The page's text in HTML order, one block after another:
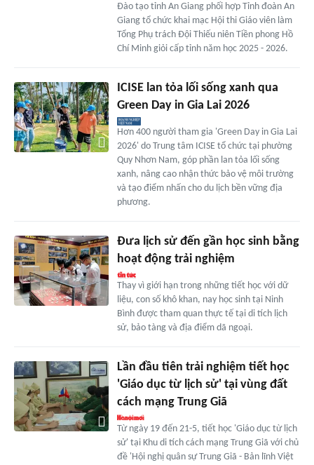
Đào tạo tỉnh An Giang phối hợp Tỉnh đoàn An
Giang tổ chức khai mạc Hội thi Giáo viên làm
Tổng Phụ trách Đội Thiếu niên Tiền phong Hồ
Chí Minh giỏi cấp tỉnh năm học 2025 - 2026.
ICISE lan tỏa lối sống xanh qua
Green Day in Gia Lai 2026
Hơn 400 người tham gia 'Green Day in Gia Lai
2026' do Trung tâm ICISE tổ chức tại phường
Quy Nhơn Nam, góp phần lan tỏa lối sống
xanh, nâng cao nhận thức bảo vệ môi trường
và tạo điểm nhấn cho du lịch bền vững địa
phương.
Đưa lịch sử đến gần học sinh bằng
hoạt động trải nghiệm
Thay vì giới hạn trong những tiết học với dữ
liệu, con số khô khan, nay học sinh tại Ninh
Bình được tham quan thực tế tại di tích lịch
sử, bảo tàng và địa điểm dã ngoại.
Lần đầu tiên trải nghiệm tiết học
'Giáo dục từ lịch sử' tại vùng đất
cách mạng Trung Giã
Từ ngày 19 đến 21-5, tiết học 'Giáo dục từ lịch
sử' tại Khu di tích cách mạng Trung Giã với chủ
đề 'Hội nghị quân sự Trung Giã - Bản lĩnh Việt